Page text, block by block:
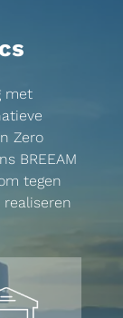
met
Zero
BREEAM
tegen